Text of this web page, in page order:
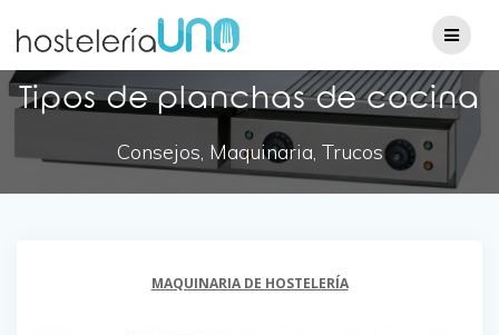
Tipos de planchas de cocina
Consejos, Maquinaria, Trucos
MAQUINARIA DE HOSTELERÍA